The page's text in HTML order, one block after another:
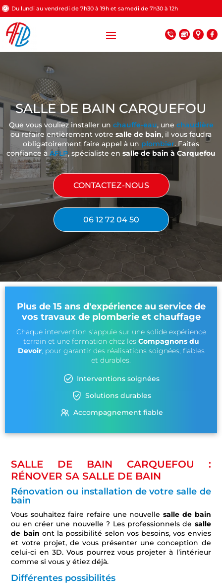
Du lundi au vendredi de 7h30 à 19h et samedi de 7h30 à 12h
SALLE DE BAIN CARQUEFOU
Que vous vouliez installer un chauffe-eau, une chaudière
ou refaire entièrement votre salle de bain, il vous faudra
obligatoirement faire appel à un plombier. Faites
confiance à AFLP, spécialiste en salle de bain à Carquefou
CONTACTEZ-NOUS
06 12 72 04 50
Plus de 15 ans d'expérience au service de
vos travaux de plomberie et chauffage
Chaque intervention s'appuie sur une solide expérience
terrain et une formation chez les Compagnons du
Devoir, pour garantir des réalisations soignées, fiables
et durables.
Interventions soignées
Solutions durables
Accompagnement fiable
SALLE DE BAIN CARQUEFOU :
RÉNOVER SA SALLE DE BAIN
Rénovation ou installation de votre salle de
bain
Vous souhaitez faire refaire une nouvellesalle de bain
ou en créer une nouvelle ? Les professionnels de salle
de bain ont la possibilité selon vos besoins, vos envies
et votre projet, de vous présenter une conception de
celui-ci en 3D. Vous pourrez vous projeter à l’intérieur
comme si vous y étiez déjà.
Différentes possibilités